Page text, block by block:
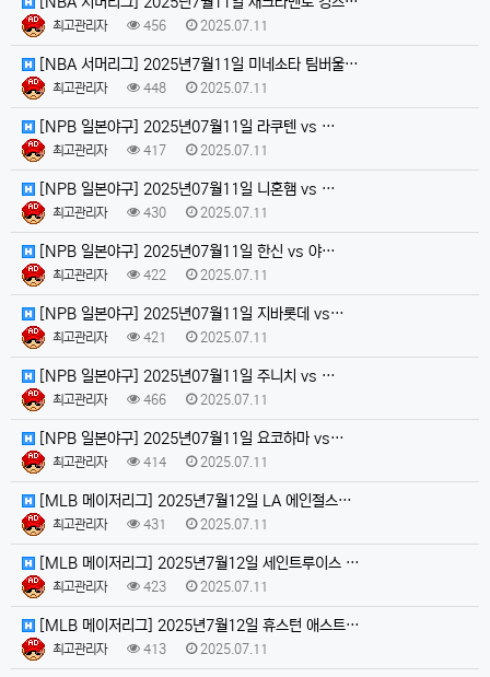
최고관리자 456 2025.07.11
[NBA 서머리그] 2025년7월11일 미네소타 팀버울…
최고관리자 448 2025.07.11
[NPB 일본야구] 2025년07월11일 라쿠텐 vs …
최고관리자 417 2025.07.11
[NPB 일본야구] 2025년07월11일 니혼햄 vs …
최고관리자 430 2025.07.11
[NPB 일본야구] 2025년07월11일 한신 vs 야…
최고관리자 422 2025.07.11
[NPB 일본야구] 2025년07월11일 지바롯데 vs…
최고관리자 421 2025.07.11
[NPB 일본야구] 2025년07월11일 주니치 vs …
최고관리자 466 2025.07.11
[NPB 일본야구] 2025년07월11일 요코하마 vs…
최고관리자 414 2025.07.11
[MLB 메이저리그] 2025년7월12일 LA 에인절스…
최고관리자 431 2025.07.11
[MLB 메이저리그] 2025년7월12일 세인트루이스 …
최고관리자 423 2025.07.11
[MLB 메이저리그] 2025년7월12일 휴스턴 애스트…
최고관리자 413 2025.07.11